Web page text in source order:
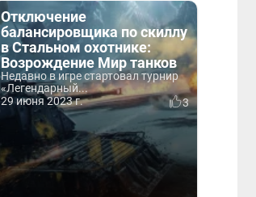
Отключение
балансировщика по скиллу
в Стальном охотнике:
Возрождение Мир танков
Недавно в игре стартовал турнир
«Легендарный...
29 июня 2023 г.
3